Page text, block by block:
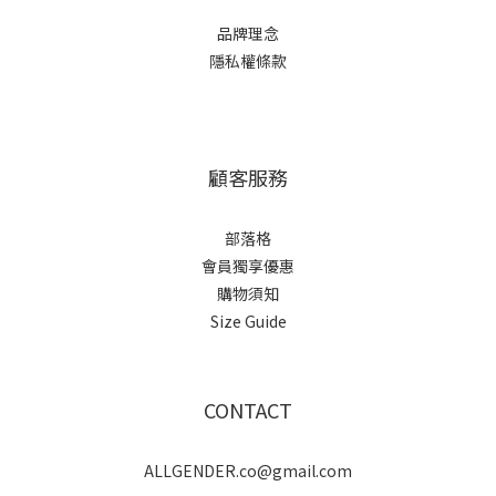
品牌理念
隱私權條款
顧客服務
部落格
會員獨享優惠
購物須知
Size Guide
CONTACT
ALLGENDER.co@gmail.com